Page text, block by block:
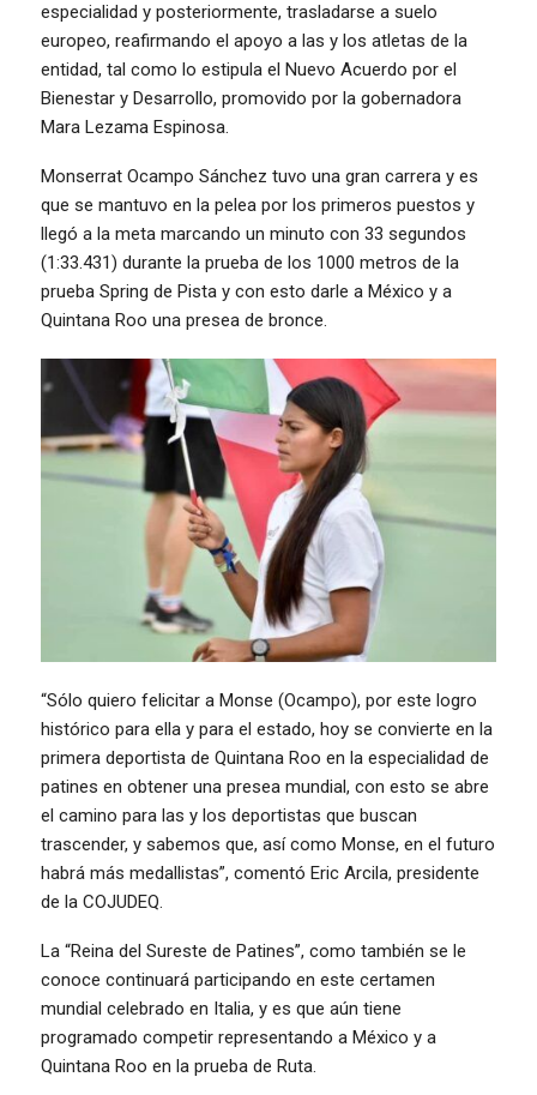
especialidad y posteriormente, trasladarse a suelo
europeo, reafirmando el apoyo a las y los atletas de la
entidad, tal como lo estipula el Nuevo Acuerdo por el
Bienestar y Desarrollo, promovido por la gobernadora
Mara Lezama Espinosa.
Monserrat Ocampo Sánchez tuvo una gran carrera y es
que se mantuvo en la pelea por los primeros puestos y
llegó a la meta marcando un minuto con 33 segundos
(1:33.431) durante la prueba de los 1000 metros de la
prueba Spring de Pista y con esto darle a México y a
Quintana Roo una presea de bronce.
“Sólo quiero felicitar a Monse (Ocampo), por este logro
histórico para ella y para el estado, hoy se convierte en la
primera deportista de Quintana Roo en la especialidad de
patines en obtener una presea mundial, con esto se abre
el camino para las y los deportistas que buscan
trascender, y sabemos que, así como Monse, en el futuro
habrá más medallistas”, comentó Eric Arcila, presidente
de la COJUDEQ.
La “Reina del Sureste de Patines”, como también se le
conoce continuará participando en este certamen
mundial celebrado en Italia, y es que aún tiene
programado competir representando a México y a
Quintana Roo en la prueba de Ruta.